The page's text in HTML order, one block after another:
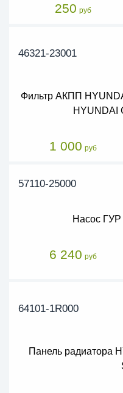
250 руб
46321-23001
Фильтр АКПП
HYUNDAI
1 000 руб
57110-25000
Насос ГУР
6 240 руб
64101-1R000
Панель радиатора